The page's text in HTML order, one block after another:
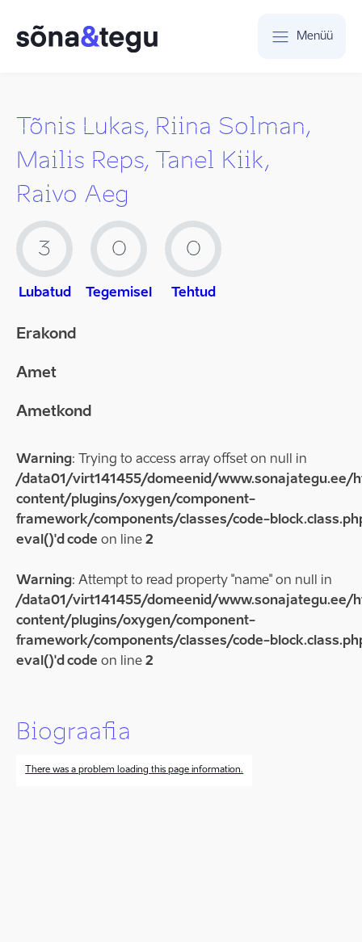
Menüü
Tõnis Lukas, Riina Solman,
Mailis Reps, Tanel Kiik,
Raivo Aeg
3
Lubatud
0
Tegemisel
0
Tehtud
Erakond
Amet
Ametkond
Warning: Trying to access array offset on null in
/data01/virt141455/domeenid/www.sonajategu.ee/
content/plugins/oxygen/component-
framework/components/classes/code-
eval()'d code on line 2
Warning: Attempt to read property "name" on null in
/data01/virt141455/domeenid/www.sonajategu.ee/
content/plugins/oxygen/component-
framework/components/classes/code-
eval()'d code on line 2
Biograafia
There was a problem loading this page information.